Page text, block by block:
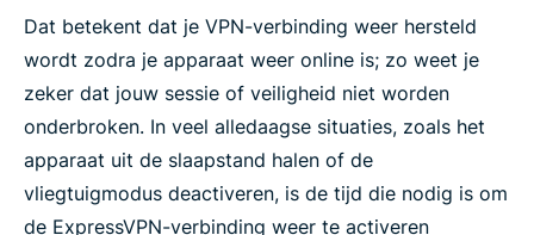
Dat betekent dat je VPN-verbinding weer hersteld
wordt zodra je apparaat weer online is; zo weet je
zeker dat jouw sessie of veiligheid niet worden
onderbroken. In veel alledaagse situaties, zoals het
apparaat uit de slaapstand halen of de
vliegtuigmodus deactiveren, is de tijd die nodig is om
de ExpressVPN-verbinding weer te activeren